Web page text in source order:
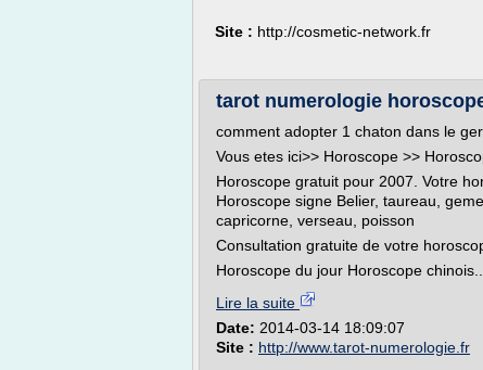
Site : http://cosmetic-network.fr
tarot numerologie
comment adopter 1 chaton dans le
Vous etes ici>> Horoscope >>
Horoscope gratuit pour 2007. Votre
Horoscope signe Belier, taureau,
capricorne, verseau, poisson
Consultation gratuite de votre
Horoscope du jour Horoscope chinois...
Lire la suite
Date: 2014-03-14 18:09:07
Site : http://www.tarot-numerologie.fr